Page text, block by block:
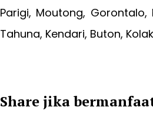
Parigi, Moutong,
Tahuna, Kendari, Buton,
Share jika